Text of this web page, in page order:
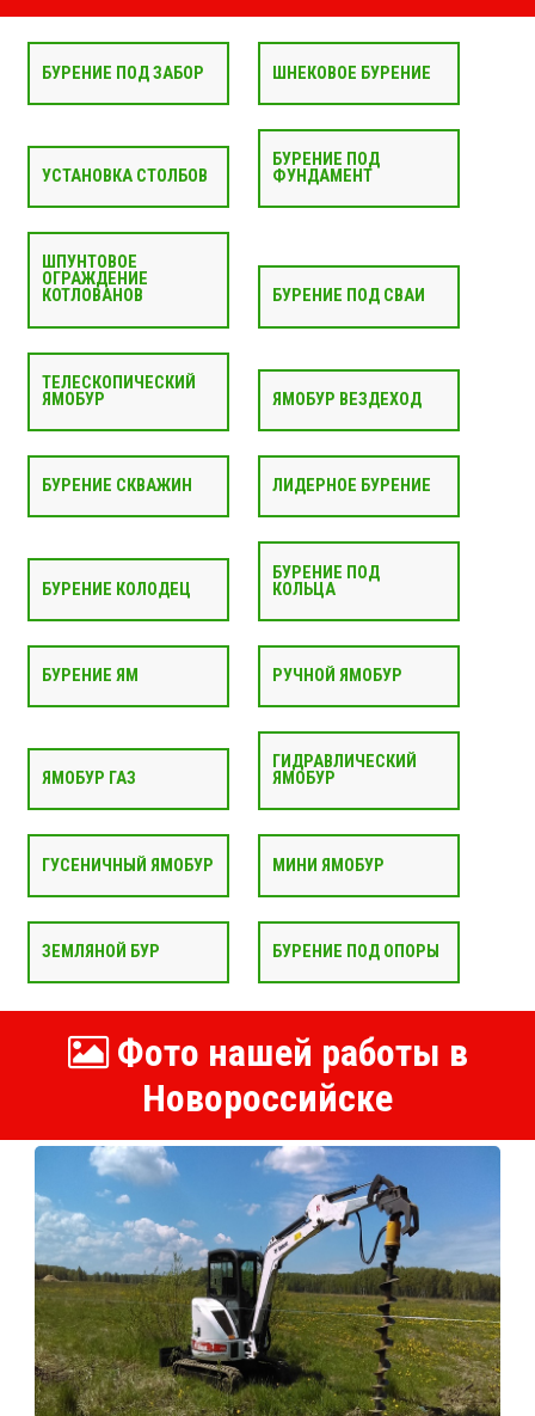
БУРЕНИЕ ПОД ЗАБОР ШНЕКОВОЕ БУРЕНИЕ
УСТАНОВКА СТОЛБОВ
БУРЕНИЕ ПОД
ФУНДАМЕНТ
ШПУНТОВОЕ
ОГРАЖДЕНИЕ
КОТЛОВАНОВ
БУРЕНИЕ ПОД СВАИ
ТЕЛЕСКОПИЧЕСКИЙ
ЯМОБУР
ЯМОБУР ВЕЗДЕХОД
БУРЕНИЕ СКВАЖИН ЛИДЕРНОЕ БУРЕНИЕ
БУРЕНИЕ КОЛОДЕЦ
БУРЕНИЕ ПОД
КОЛЬЦА
БУРЕНИЕ ЯМ РУЧНОЙ ЯМОБУР
ЯМОБУР ГАЗ
ГИДРАВЛИЧЕСКИЙ
ЯМОБУР
ГУСЕНИЧНЫЙ ЯМОБУР МИНИ ЯМОБУР
ЗЕМЛЯНОЙ БУР БУРЕНИЕ ПОД ОПОРЫ
Фото нашей работы в
Новороссийске